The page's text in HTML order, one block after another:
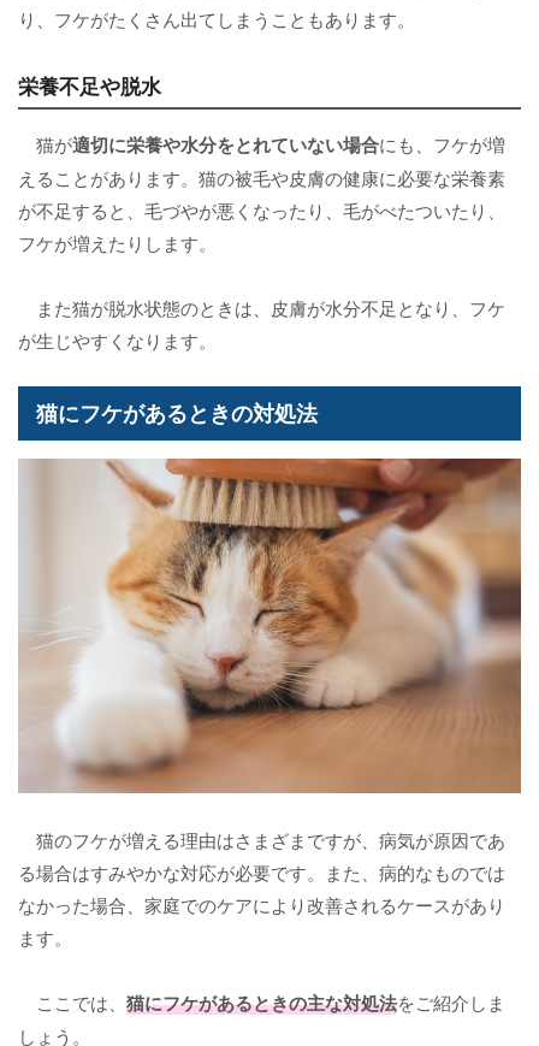
り、フケがたくさん出てしまうこともあります。
栄養不足や脱水
猫が適切に栄養や水分をとれていない場合にも、フケが増
えることがあります。猫の被毛や皮膚の健康に必要な栄養素
が不足すると、毛づやが悪くなったり、毛がべたついたり、
フケが増えたりします。
また猫が脱水状態のときは、皮膚が水分不足となり、フケ
が生じやすくなります。
猫にフケがあるときの対処法
猫のフケが増える理由はさまざまですが、病気が原因であ
る場合はすみやかな対応が必要です。また、病的なものでは
なかった場合、家庭でのケアにより改善されるケースがあり
ます。
ここでは、 猫にフケがあるときの主な対処法をご紹介しま
しょう。